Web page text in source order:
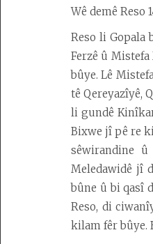
Wê demê Reso
Reso li Gopala
Ferzê û
bûye. Lê
tê Qereyazîyê,
li gundê
Bixwe jî pê re
sêwirandine
Meledawidê jî
bûne û bi qasî
Reso, di
kilam fêr bûye.